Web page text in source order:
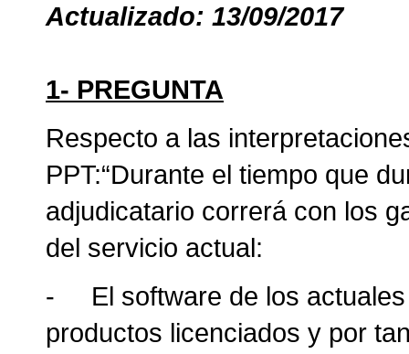
Actualizado: 13/09/2017
1- PREGUNTA
Respecto a las
PPT:“Durante el tiempo que
adjudicatario correrá con los
del servicio actual:
-
El software de los
productos licenciados y por